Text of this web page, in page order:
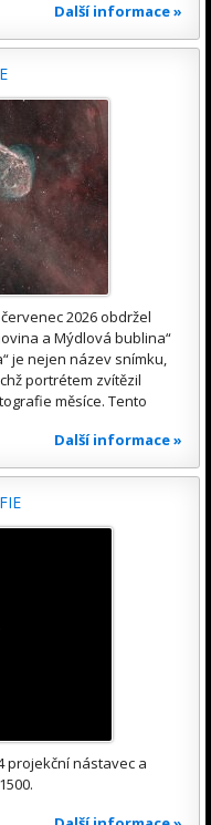
Další informace »
2026 obdržel
a Mýdlová bublina“
je nejen název snímku,
portrétem zvítězil
měsíce. Tento
Další informace »
projekční nástavec a